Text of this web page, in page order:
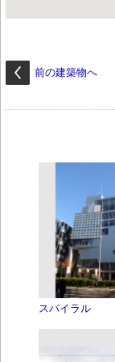
前の建築物へ
スパイラル